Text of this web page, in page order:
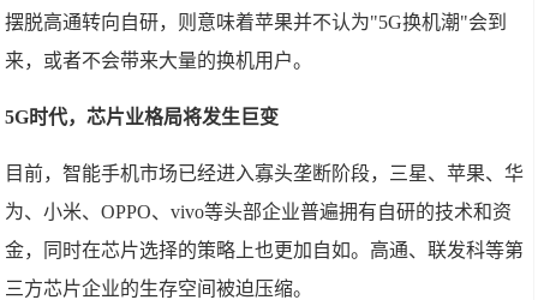
摆脱高通转向自研，则意味着苹果并不认为"5G换机潮"会到
来，或者不会带来大量的换机用户。
5G时代，芯片业格局将发生巨变
目前，智能手机市场已经进入寡头垄断阶段，三星、苹果、华
为、小米、OPPO、vivo等头部企业普遍拥有自研的技术和资
金，同时在芯片选择的策略上也更加自如。高通、联发科等第
三方芯片企业的生存空间被迫压缩。